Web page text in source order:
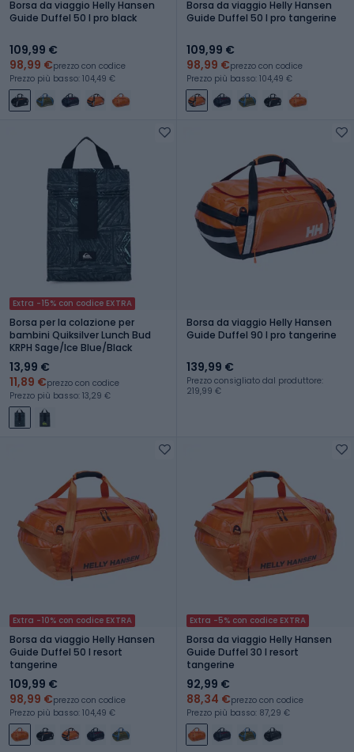
Borsa da viaggio Helly Hansen
Guide Duffel 50 l pro black
109,99 €
98,99 €prezzo con codice
Prezzo più basso: 104,49 €
Borsa da viaggio Helly Hansen
Guide Duffel 50 l pro tangerine
109,99 €
98,99 €prezzo con codice
Prezzo più basso: 104,49 €
Extra -15% con codice EXTRA
Borsa per la colazione per
bambini Quiksilver Lunch Bud
KRPH Sage/Ice Blue/Black
13,99 €
11,89 €prezzo con codice
Prezzo più basso: 13,29 €
Borsa da viaggio Helly Hansen
Guide Duffel 90 l pro tangerine
139,99 €
Prezzo consigliato dal produttore:
219,99 €
Extra -10% con codice EXTRA
Borsa da viaggio Helly Hansen
Guide Duffel 50 l resort
tangerine
109,99 €
98,99 €prezzo con codice
Prezzo più basso: 104,49 €
Extra -5% con codice EXTRA
Borsa da viaggio Helly Hansen
Guide Duffel 30 l resort
tangerine
92,99 €
88,34 €prezzo con codice
Prezzo più basso: 87,29 €